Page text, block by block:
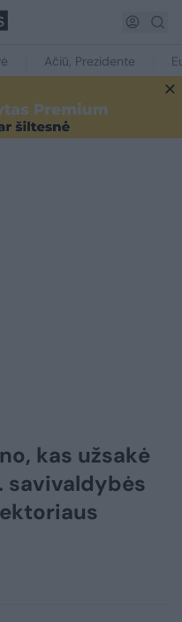
Ačiū, Prezidente
kas užsakė
savivaldybės